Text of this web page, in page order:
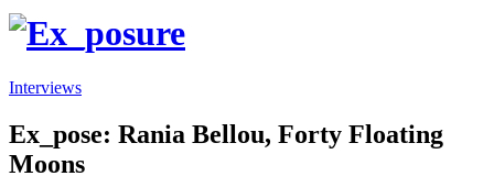
Interviews
Ex_pose: Rania Bellou, Forty Floating
Moons